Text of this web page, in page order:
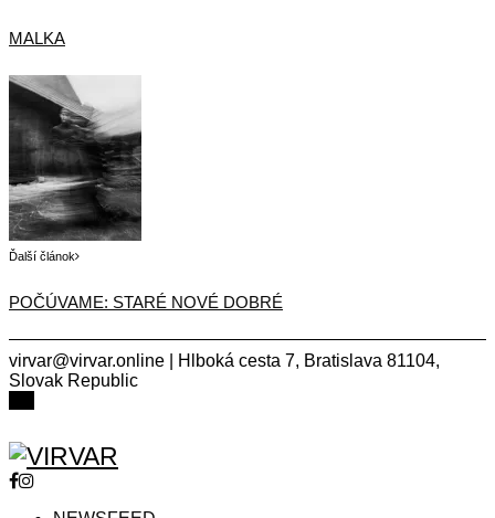
MALKA
Ďalší článok
POČÚVAME: STARÉ NOVÉ DOBRÉ
virvar@virvar.online | Hlboká cesta 7, Bratislava 81104,
Slovak Republic
Facebook
Instagram